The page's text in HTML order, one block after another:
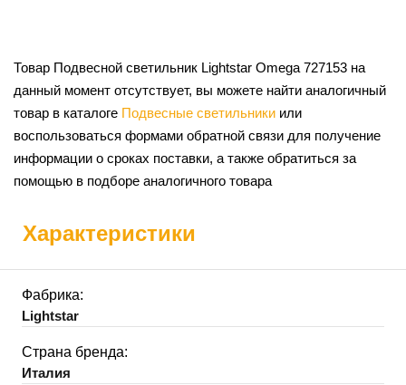
Товар Подвесной светильник Lightstar Omega 727153 на
данный момент отсутствует, вы можете найти аналогичный
товар в каталоге Подвесные светильники или
воспользоваться формами обратной связи для получение
информации о сроках поставки, а также обратиться за
помощью в подборе аналогичного товара
Характеристики
Фабрика:
Lightstar
Страна бренда:
Италия